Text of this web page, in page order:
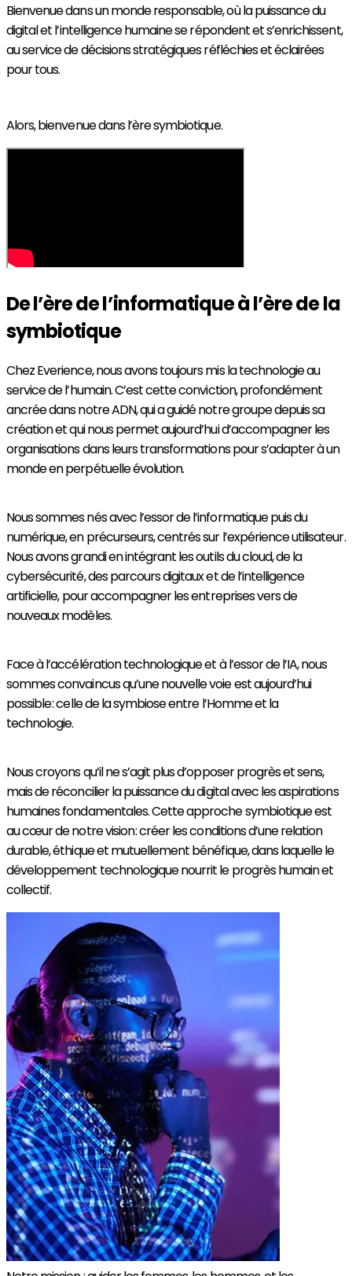
Bienvenue dans un monde responsable, où la puissance du
digital et l’intelligence humaine se répondent et s’enrichissent,
au service de décisions stratégiques réfléchies et éclairées
pour tous.
Alors, bienvenue dans l’ère symbiotique.
De l’ère de l’informatique à l’ère de la
symbiotique
Chez Everience, nous avons toujours mis la technologie au
service de l’humain. C’est cette conviction, profondément
ancrée dans notre ADN, qui a guidé notre groupe depuis sa
création et qui nous permet aujourd’hui d’accompagner les
organisations dans leurs transformations pour s’adapter à un
monde en perpétuelle évolution.
Nous sommes nés avec l’essor de l’informatique puis du
numérique, en précurseurs, centrés sur l’expérience utilisateur.
Nous avons grandi en intégrant les outils du cloud, de la
cybersécurité, des parcours digitaux et de l’intelligence
artificielle, pour accompagner les entreprises vers de
nouveaux modèles.
Face à l’accélération technologique et à l’essor de l’IA, nous
sommes convaincus qu’une nouvelle voie est aujourd’hui
possible : celle de la symbiose entre l’Homme et la
technologie.
Nous croyons qu’il ne s’agit plus d’opposer progrès et sens,
mais de réconcilier la puissance du digital avec les aspirations
humaines fondamentales. Cette approche symbiotique est
au cœur de notre vision : créer les conditions d’une relation
durable, éthique et mutuellement bénéfique, dans laquelle le
développement technologique nourrit le progrès humain et
collectif.